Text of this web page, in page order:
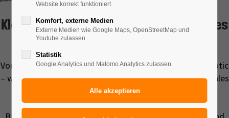
Klassenfahrt Barcelona - mediterranes
Flair, Tapas und Gaudí
Von GaudíbisPicasso– vonLa Ramblabis zum Barri Gòtic
– was für eine lebhafte Metropole!Barcelonaist ein ideales
Reiseziel für abwechslungsreiche
Klassenfahrten. Hier können Ihre Schüler Kunst- und
Website korrekt funktioniert
Komfort, externe Medien
Externe Medien wie Google Maps, OpenStreetMap und
Youtube zulassen
Statistik
Google Analytics und Matomo Analytics zulassen